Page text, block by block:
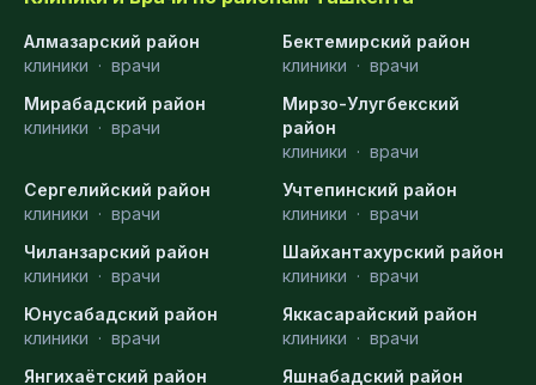
Алмазарский район
клиники · врачи
Бектемирский район
клиники · врачи
Мирабадский район
клиники · врачи
Мирзо-Улугбекский
район
клиники · врачи
Сергелийский район
клиники · врачи
Учтепинский район
клиники · врачи
Чиланзарский район
клиники · врачи
Шайхантахурский район
клиники · врачи
Юнусабадский район
клиники · врачи
Яккасарайский район
клиники · врачи
Янгихаётский район
Яшнабадский район